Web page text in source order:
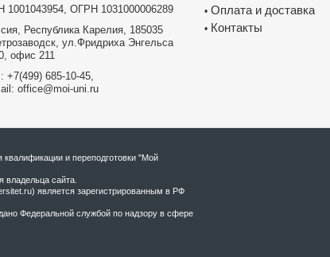
1001043954, ОГРН 1031000006289
Республика Карелия, 185035
ул.Фридриха Энгельса
офис 211
+7(499) 685-10-45,
office@moi-uni.ru
• Оплата и доставка
• Контакты
и переподготовки "Мой
сайта.
является зарегистрированным в РФ
Федеральной службой по надзору в сфере